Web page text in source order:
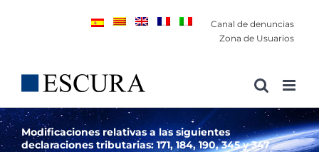
Canal de denuncias
Zona de Usuarios
Modificaciones relativas a las siguientes
declaraciones tributarias: 171, 184, 190, 345 y 347